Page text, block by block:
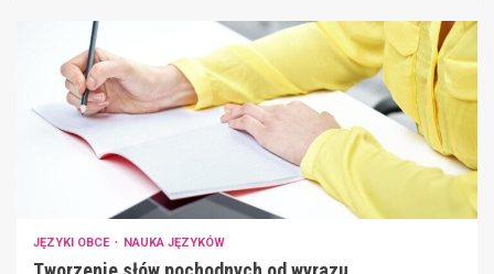
JĘZYKI OBCE NAUKA JĘZYKÓW